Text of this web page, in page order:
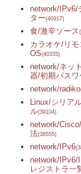
network/IPv6/
ター(40917)
食/激辛ソース
カラオケ/リ
OS(40335)
network/ネッ
器/初期パスワ
network/radiko
Linux/シリア
ル(39104)
network/
法(38555)
network/IPv6
network/IPv6/
レジストラ一